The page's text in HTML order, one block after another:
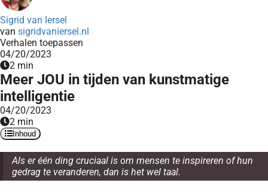
Sigrid van Iersel
van sigridvaniersel.nl
Verhalen toepassen
04/20/2023
2 min
Meer JOU in tijden van kunstmatige
intelligentie
04/20/2023
2 min
Inhoud
Als er één ding cruciaal is om mensen te inspireren of hun
gedrag te veranderen, dan is het wel taal.